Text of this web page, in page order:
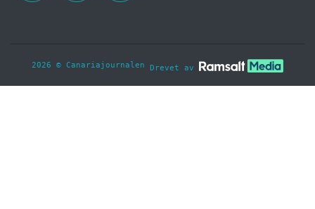
2026 © Canariajournalen Drevet av